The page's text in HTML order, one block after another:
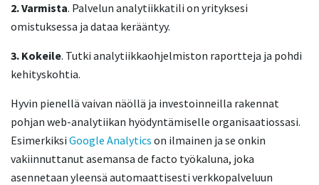
2. Varmista. Palvelun analytiikkatili on yrityksesi
omistuksessa ja dataa kerääntyy.
3. Kokeile. Tutki analytiikkaohjelmiston raportteja ja pohdi
kehityskohtia.
Hyvin pienellä vaivan näöllä ja investoinneilla rakennat
pohjan web-analytiikan hyödyntämiselle organisaatiossasi.
Esimerkiksi Google Analytics on ilmainen ja se onkin
vakiinnuttanut asemansa de facto työkaluna, joka
asennetaan yleensä automaattisesti verkkopalveluun